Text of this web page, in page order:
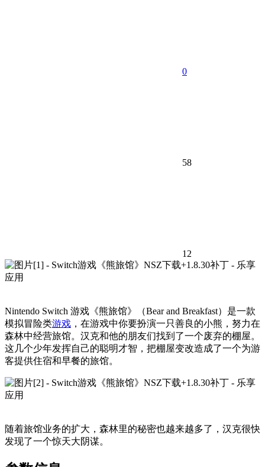
0
58
12
Nintendo Switch 游戏《熊旅馆》（Bear and Breakfast）是一款
模拟冒险类游戏 ，在游戏中你要扮演一只善良的小熊，努力在
森林中经营旅馆。汉克和他的朋友们找到了一个废弃的棚屋。
这几个少年发挥自己的聪明才智，把棚屋变改造成了一个为游
客提供住宿和早餐的旅馆。
随着旅馆业务的扩大，森林里的秘密也越来越多了，汉克很快
发现了一个惊天大阴谋。